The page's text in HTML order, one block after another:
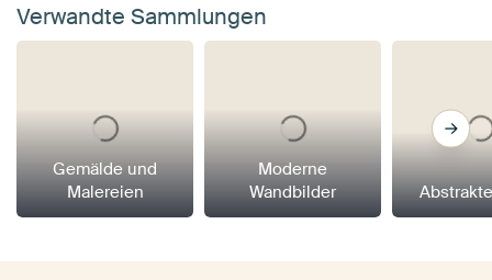
Verwandte Sammlungen
Gemälde und
Malereien
Moderne
Wandbilder